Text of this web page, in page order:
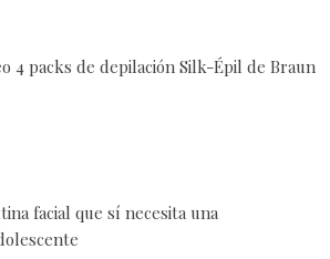
4 packs de depilación Silk-Épil de Braun
facial que sí necesita una